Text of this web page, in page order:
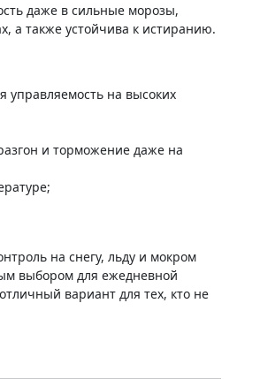
даже в сильные морозы,
а также устойчива к истиранию.
на высоких
и торможение даже на
на снегу, льду и мокром
выбором для ежедневной
вариант для тех, кто не